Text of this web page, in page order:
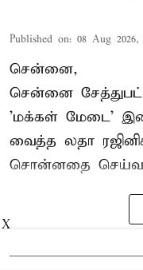
Published on: 08 Aug 2026,
சென்னை,
சென்னை
'மக்கள் மேடை'
வைத்த லதா
சொன்னதை செய்வார்
X